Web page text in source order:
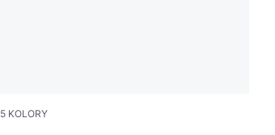
5 KOLORY